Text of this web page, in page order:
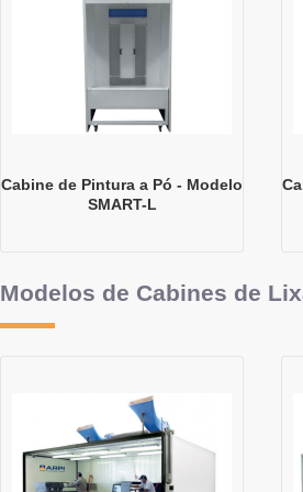
Cabine de Pintura a Pó - Modelo
SMART-L
Modelos de Cabines de